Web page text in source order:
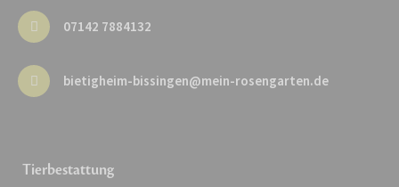
07142 7884132
bietigheim-bissingen@mein-rosengarten.de
Tierbestattung